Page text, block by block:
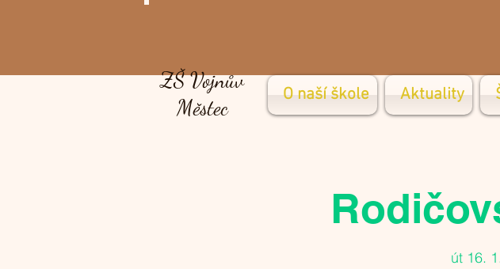
ZŠ Vojnův
Městec
O naší škole Aktuality
út 16.